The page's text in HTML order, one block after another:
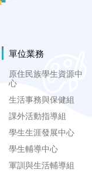
單位業務
原住民族學生資源中
心
生活事務與保健組
課外活動指導組
學生生涯發展中心
學生輔導中心
軍訓與生活輔導組